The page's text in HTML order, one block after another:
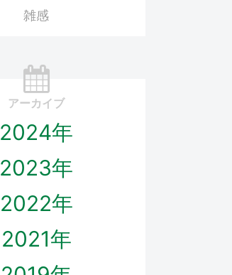
雑感
アーカイブ
2024年
2023年
2022年
2021年